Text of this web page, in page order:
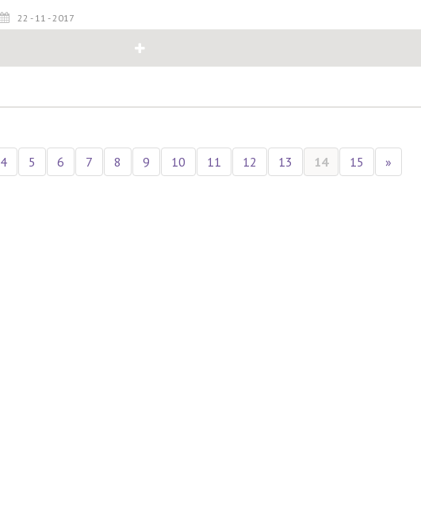
22 - 11 - 2017
4 5 6 7 8 9 10 11 12 13 14 15 »